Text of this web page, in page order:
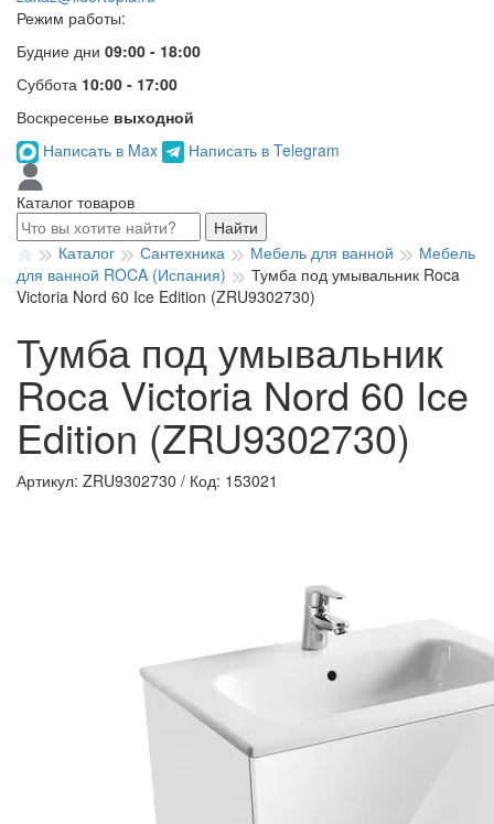
Режим работы:
Будние дни 09:00 - 18:00
Суббота 10:00 - 17:00
Воскресенье выходной
Написать в Max
Написать в Telegram
Каталог товаров
Найти
Каталог
Сантехника Мебель для ванной
Мебель
для ванной ROCA (Испания)
Тумба под умывальник Roca
Victoria Nord 60 Ice Edition (ZRU9302730)
Тумба под умывальник
Roca Victoria Nord 60 Ice
Edition (ZRU9302730)
Артикул: ZRU9302730 / Код: 153021